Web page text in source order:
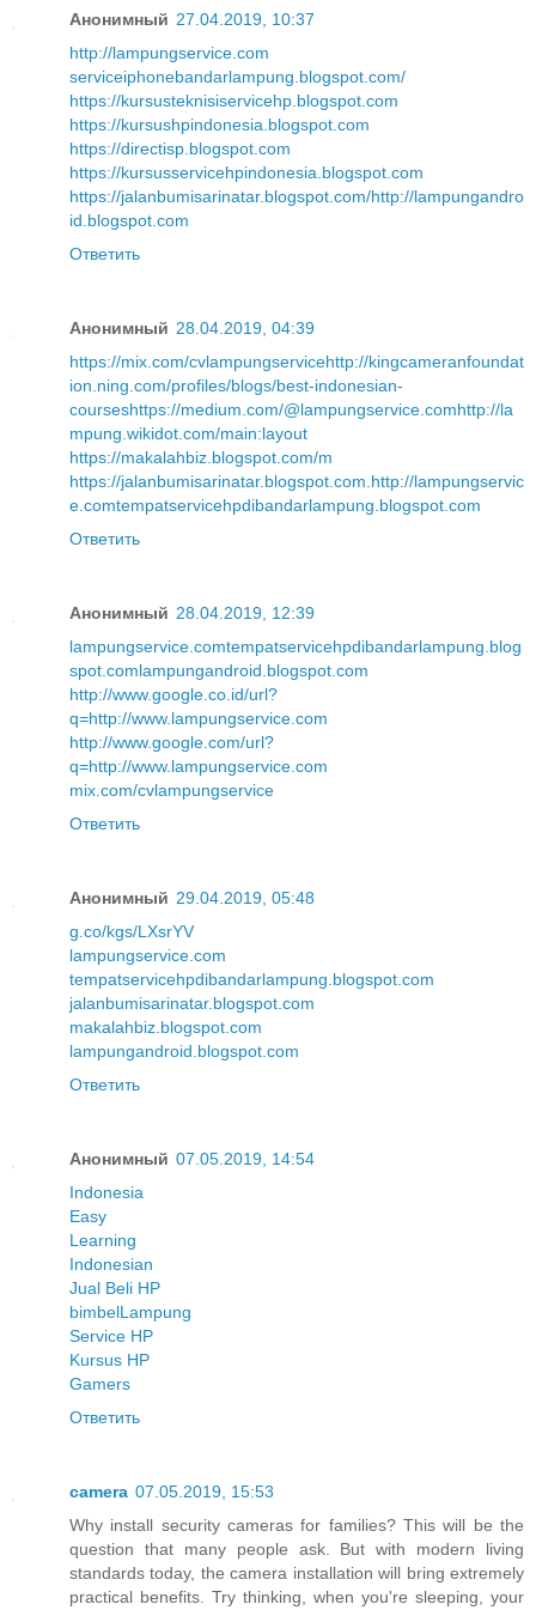
Анонимный 27.04.2019, 10:37
http://lampungservice.com
serviceiphonebandarlampung.blogspot.com/
https://kursusteknisiservicehp.blogspot.com
https://kursushpindonesia.blogspot.com
https://directisp.blogspot.com
https://kursusservicehpindonesia.blogspot.com
https://jalanbumisarinatar.blogspot.com/http://lampungandro
id.blogspot.com
Ответить
Анонимный 28.04.2019, 04:39
https://mix.com/cvlampungservicehttp://kingcameranfoundat
ion.ning.com/profiles/blogs/best-indonesian-
courseshttps://medium.com/@lampungservice.comhttp://la
mpung.wikidot.com/main:layout
https://makalahbiz.blogspot.com/m
https://jalanbumisarinatar.blogspot.com.http://lampungservic
e.comtempatservicehpdibandarlampung.blogspot.com
Ответить
Анонимный 28.04.2019, 12:39
lampungservice.comtempatservicehpdibandarlampung.blog
spot.comlampungandroid.blogspot.com
http://www.google.co.id/url?
q=http://www.lampungservice.com
http://www.google.com/url?
q=http://www.lampungservice.com
mix.com/cvlampungservice
Ответить
Анонимный 29.04.2019, 05:48
g.co/kgs/LXsrYV
lampungservice.com
tempatservicehpdibandarlampung.blogspot.com
jalanbumisarinatar.blogspot.com
makalahbiz.blogspot.com
lampungandroid.blogspot.com
Ответить
Анонимный 07.05.2019, 14:54
Indonesia
Easy
Learning
Indonesian
Jual Beli HP
bimbelLampung
Service HP
Kursus HP
Gamers
Ответить
camera 07.05.2019, 15:53
Why install security cameras for families? This will be the
question that many people ask. But with modern living
standards today, the camera installation will bring extremely
practical benefits. Try thinking, when you're sleeping, your